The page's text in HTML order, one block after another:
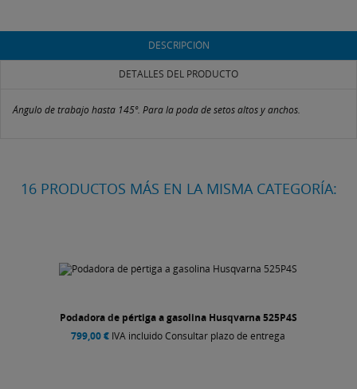
DESCRIPCIÓN
DETALLES DEL PRODUCTO
Ángulo de trabajo hasta 145º. Para la poda de setos altos y anchos.
16 PRODUCTOS MÁS EN LA MISMA CATEGORÍA:
Podadora de pértiga a gasolina Husqvarna 525P4S
IVA incluido Consultar plazo de entrega